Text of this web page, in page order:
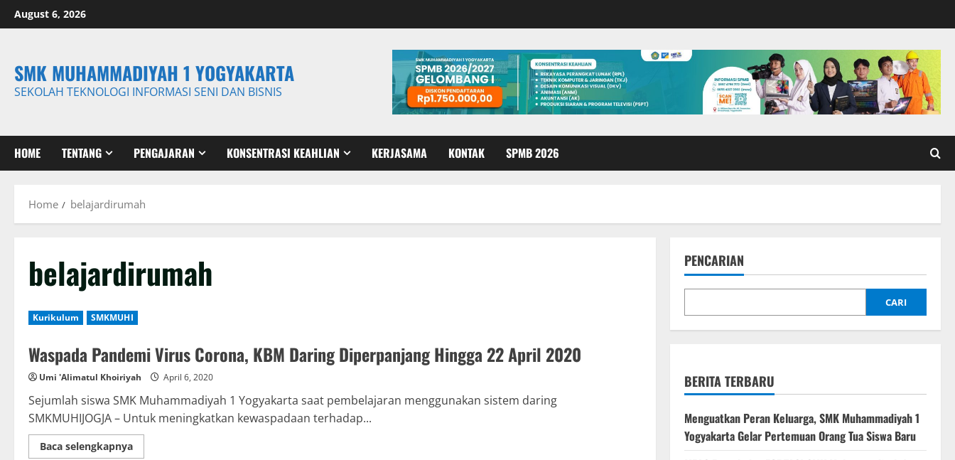
Skip
to
August 6, 2026
SMK MUHAMMADIYAH 1 YOGYAKARTA
SEKOLAH TEKNOLOGI INFORMASI SENI DAN BISNIS
HOME TENTANG PENGAJARAN KONSENTRASI KEAHLIAN KERJASAMA KONTAK SPMB 2026
Home belajardirumah
belajardirumah
Kurikulum SMKMUHI
Waspada Pandemi Virus Corona, KBM Daring Diperpanjang Hingga 22 April 2020
Umi 'Alimatul Khoiriyah April 6, 2020
Sejumlah siswa SMK Muhammadiyah 1 Yogyakarta saat pembelajaran menggunakan sistem daring
SMKMUHIJOGJA – Untuk meningkatkan kewaspadaan terhadap...
Baca selengkapnyaRead
more
PENCARIAN
CARI
BERITA TERBARU
Menguatkan Peran Keluarga, SMK Muhammadiyah 1
Yogyakarta Gelar Pertemuan Orang Tua Siswa Baru